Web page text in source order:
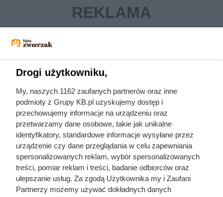
choroby psów
pytania o psy
wychowanie psa
pielęgnacja psów
psy rasowe
dorosłe psy
psy opiekunowie
psy pociągowe
psie sztuczki
Drogi użytkowniku,
My, naszych 1162 zaufanych partnerów oraz inne
podmioty z Grupy KB.pl uzyskujemy dostęp i
przechowujemy informacje na urządzeniu oraz
przetwarzamy dane osobowe, takie jak unikalne
identyfikatory, standardowe informacje wysyłane przez
urządzenie czy dane przeglądania w celu zapewniania
spersonalizowanych reklam, wybór spersonalizowanych
treści, pomiar reklam i treści, badanie odbiorców oraz
ulepszanie usług. Za zgodą Użytkownika my i Zaufani
Partnerzy możemy używać dokładnych danych